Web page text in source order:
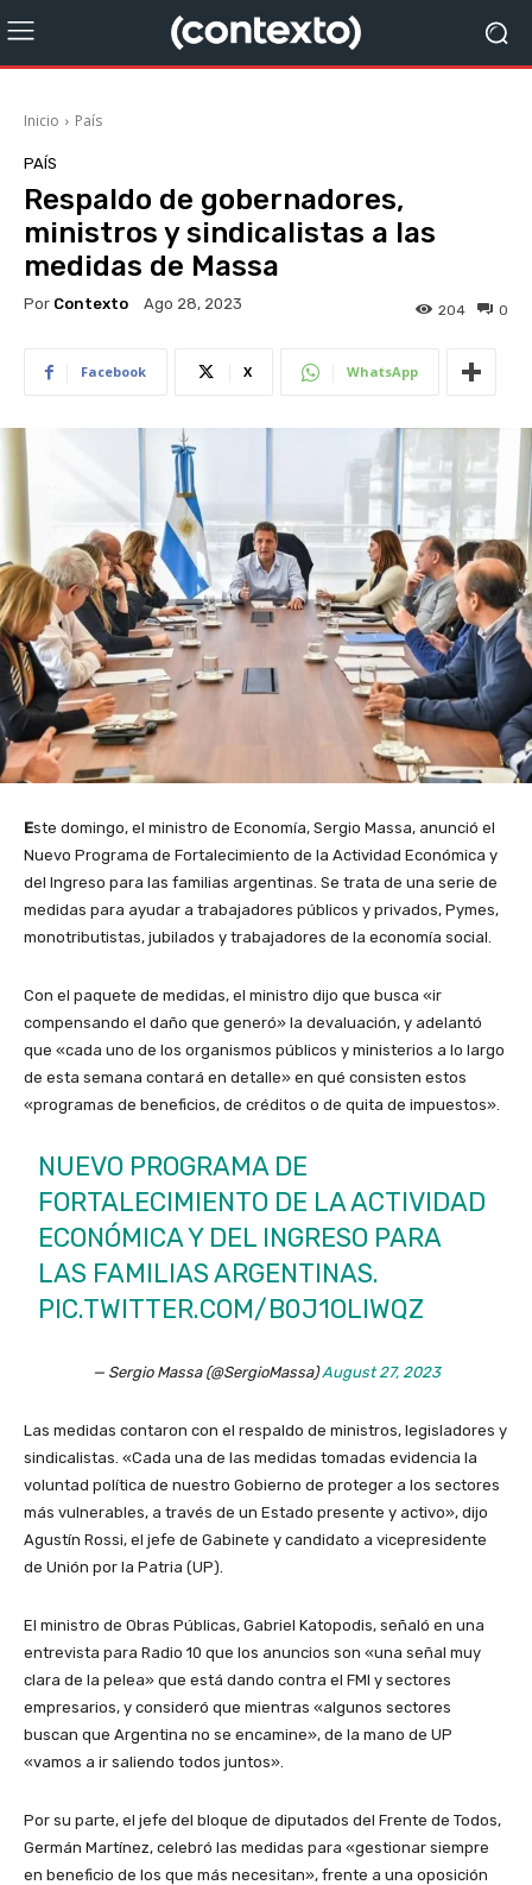
Inicio País
PAÍS
Respaldo de gobernadores,
ministros y sindicalistas a las
medidas de Massa
Por Contexto Ago 28, 2023 0
204
Facebook X WhatsApp
Este domingo, el ministro de Economía, Sergio Massa, anunció el
Nuevo Programa de Fortalecimiento de la Actividad Económica y
del Ingreso para las familias argentinas. Se trata de una serie de
medidas para ayudar a trabajadores públicos y privados, Pymes,
monotributistas, jubilados y trabajadores de la economía social.
Con el paquete de medidas, el ministro dijo que busca «ir
compensando el daño que generó» la devaluación, y adelantó
que «cada uno de los organismos públicos y ministerios a lo largo
de esta semana contará en detalle» en qué consisten estos
«programas de beneficios, de créditos o de quita de impuestos».
NUEVO PROGRAMA DE
FORTALECIMIENTO DE LA ACTIVIDAD
ECONÓMICA Y DEL INGRESO PARA
LAS FAMILIAS ARGENTINAS.
PIC.TWITTER.COM/B0J1OLIWQZ
— Sergio Massa (@SergioMassa)August 27, 2023
Las medidas contaron con el respaldo de ministros, legisladores y
sindicalistas. «Cada una de las medidas tomadas evidencia la
voluntad política de nuestro Gobierno de proteger a los sectores
más vulnerables, a través de un Estado presente y activo», dijo
Agustín Rossi, el jefe de Gabinete y candidato a vicepresidente
de Unión por la Patria (UP).
El ministro de Obras Públicas, Gabriel Katopodis, señaló en una
entrevista para Radio 10 que los anuncios son «una señal muy
clara de la pelea» que está dando contra el FMI y sectores
empresarios, y consideró que mientras «algunos sectores
buscan que Argentina no se encamine», de la mano de UP
«vamos a ir saliendo todos juntos».
Por su parte, el jefe del bloque de diputados del Frente de Todos,
Germán Martínez, celebró las medidas para «gestionar siempre
en beneficio de los que más necesitan», frente a una oposición